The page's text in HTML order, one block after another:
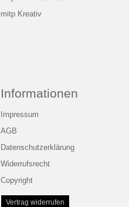
mitp Kreativ
Informationen
Impressum
AGB
Datenschutzerklärung
Widerrufsrecht
Copyright
Vertrag widerrufen